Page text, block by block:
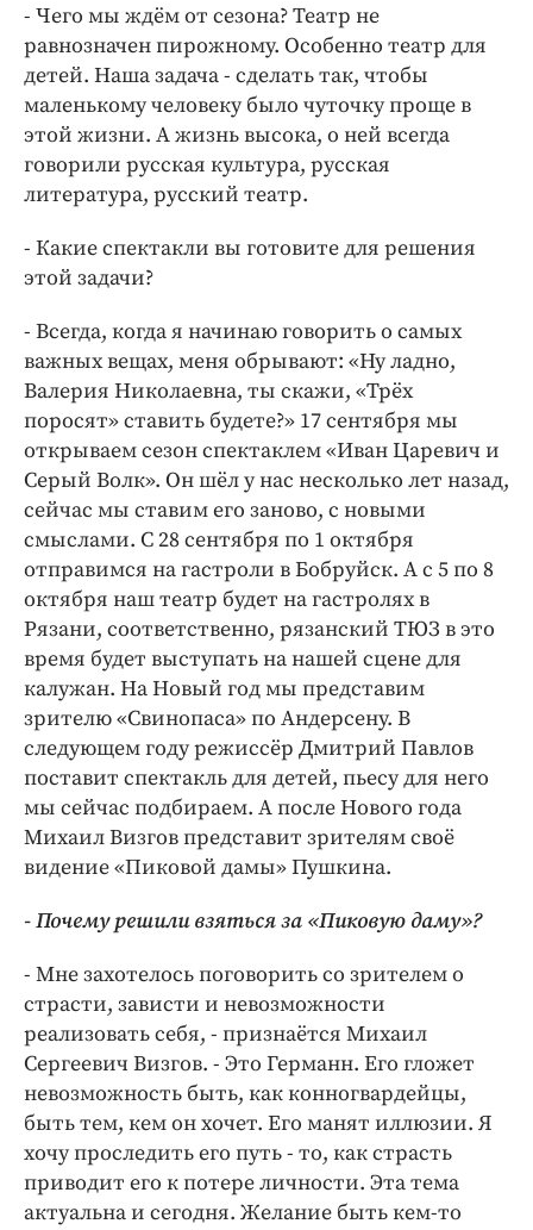
- Чего мы ждём от сезона? Театр не
равнозначен пирожному. Особенно театр для
детей. Наша задача - сделать так, чтобы
маленькому человеку было чуточку проще в
этой жизни. А жизнь высока, о ней всегда
говорили русская культура, русская
литература, русский театр.
- Какие спектакли вы готовите для решения
этой задачи?
- Всегда, когда я начинаю говорить о самых
важных вещах, меня обрывают: «Ну ладно,
Валерия Николаевна, ты скажи, «Трёх
поросят» ставить будете?» 17 сентября мы
открываем сезон спектаклем «Иван Царевич и
Серый Волк». Он шёл у нас несколько лет назад,
сейчас мы ставим его заново, с новыми
смыслами. С 28 сентября по 1 октября
отправимся на гастроли в Бобруйск. А с 5 по 8
октября наш театр будет на гастролях в
Рязани, соответственно, рязанский ТЮЗ в это
время будет выступать на нашей сцене для
калужан. На Новый год мы представим
зрителю «Свинопаса» по Андерсену. В
следующем году режиссёр Дмитрий Павлов
поставит спектакль для детей, пьесу для него
мы сейчас подбираем. А после Нового года
Михаил Визгов представит зрителям своё
видение «Пиковой дамы» Пушкина.
- Почему решили взяться за «Пиковую даму»?
- Мне захотелось поговорить со зрителем о
страсти, зависти и невозможности
реализовать себя, - признаётся Михаил
Сергеевич Визгов. - Это Германн. Его гложет
невозможность быть, как конногвардейцы,
быть тем, кем он хочет. Его манят иллюзии. Я
хочу проследить его путь - то, как страсть
приводит его к потере личности. Эта тема
актуальна и сегодня. Желание быть кем-то